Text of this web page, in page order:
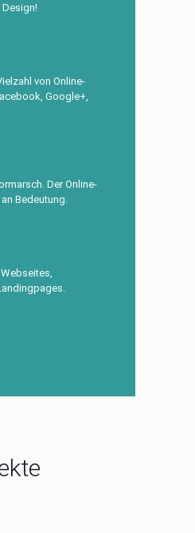
Design!
von Online-
Google+,
Der Online-
Bedeutung.